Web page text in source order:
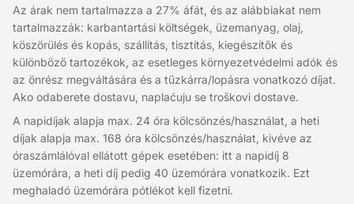
Az árak nem tartalmazza a 27% áfát, és az alábbiakat nem
tartalmazzák: karbantartási költségek, üzemanyag, olaj,
köszörülés és kopás, szállítás, tisztítás, kiegészítők és
különböző tartozékok, az esetleges környezetvédelmi adók és
az önrész megváltására és a tűzkárra/lopásra vonatkozó díjat.
Ako odaberete dostavu, naplaćuju se troškovi dostave.
A napidíjak alapja max. 24 óra kölcsönzés/használat, a heti
díjak alapja max. 168 óra kölcsönzés/használat, kivéve az
óraszámlálóval ellátott gépek esetében: itt a napidíj 8
üzemórára, a heti díj pedig 40 üzemórára vonatkozik. Ezt
meghaladó üzemórára pótlékot kell fizetni.